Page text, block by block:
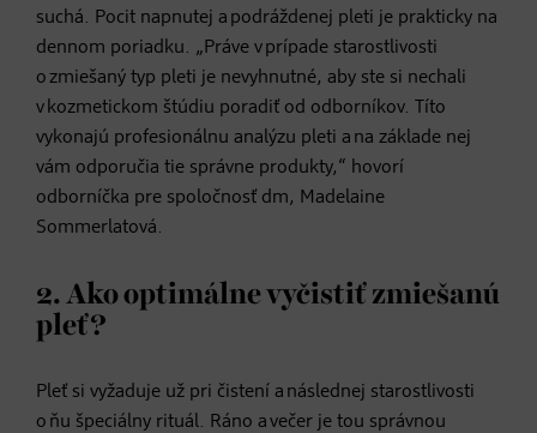
suchá. Pocit napnutej a podráždenej pleti je prakticky na
dennom poriadku. „Práve v prípade starostlivosti
o zmiešaný typ pleti je nevyhnutné, aby ste si nechali
v kozmetickom štúdiu poradiť od odborníkov. Títo
vykonajú profesionálnu analýzu pleti a na základe nej
vám odporučia tie správne produkty,“ hovorí
odborníčka pre spoločnosť dm, Madelaine
Sommerlatová.
2. Ako optimálne vyčistiť zmiešanú
pleť?
Pleť si vyžaduje už pri čistení a následnej starostlivosti
o ňu špeciálny rituál. Ráno a večer je tou správnou